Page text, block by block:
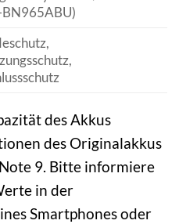
BN965ABU)
des Akkus
des Originalakkus
9. Bitte informiere
in der
Smartphones oder